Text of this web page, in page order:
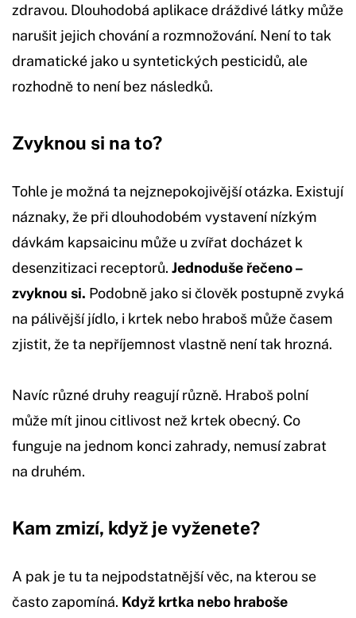
zdravou. Dlouhodobá aplikace dráždivé látky může
narušit jejich chování a rozmnožování. Není to tak
dramatické jako u syntetických pesticidů, ale
rozhodně to není bez následků.
Zvyknou si na to?
Tohle je možná ta nejznepokojivější otázka. Existují
náznaky, že při dlouhodobém vystavení nízkým
dávkám kapsaicinu může u zvířat docházet k
desenzitizaci receptorů. Jednoduše řečeno –
zvyknou si. Podobně jako si člověk postupně zvyká
na pálivější jídlo, i krtek nebo hraboš může časem
zjistit, že ta nepříjemnost vlastně není tak hrozná.
Navíc různé druhy reagují různě. Hraboš polní
může mít jinou citlivost než krtek obecný. Co
funguje na jednom konci zahrady, nemusí zabrat
na druhém.
Kam zmizí, když je vyženete?
A pak je tu ta nejpodstatnější věc, na kterou se
často zapomíná. Když krtka nebo hraboše